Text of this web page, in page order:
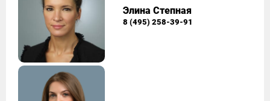
Элина Степная
8 (495) 258-39-91